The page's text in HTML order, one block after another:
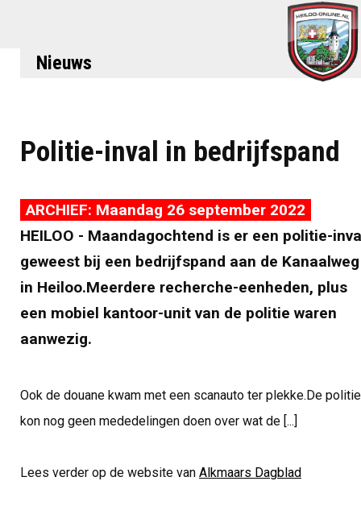
Nieuws
Politie-inval in bedrijfspand
ARCHIEF: Maandag 26 september 2022
HEILOO - Maandagochtend is er een politie-
geweest bij een bedrijfspand aan de Kanaalweg
in Heiloo.Meerdere recherche-eenheden, plus
een mobiel kantoor-unit van de politie waren
aanwezig.
Ook de douane kwam met een scanauto ter plekke.De politie
kon nog geen mededelingen doen over wat de [...]
Lees verder op de website van Alkmaars Dagblad